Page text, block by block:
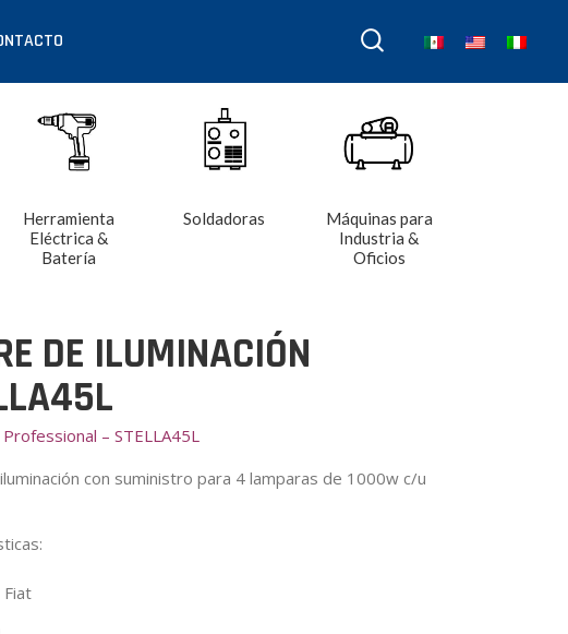
Herramienta
Eléctrica &
Batería
Soldadoras
Máquinas para
Industria &
Oficios
DE ILUMINACIÓN
– STELLA45L
con suministro para 4 lamparas de 1000w c/u
: